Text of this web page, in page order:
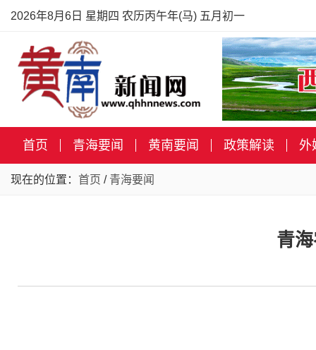
2026年8月6日 星期四 农历丙午年(马) 五月初一
首页 青海要闻 黄南要闻 政策解读 外
现在的位置： 首页 / 青海要闻
青